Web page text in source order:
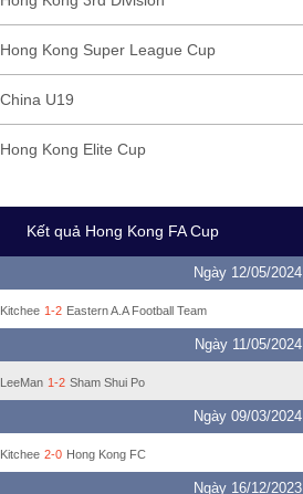
Hong Kong Super League Cup
China U19
Hong Kong Elite Cup
Kết quả Hong Kong FA Cup
Ngày 12/05/2024
Kitchee 1-2 Eastern A.A Football Team
Ngày 11/05/2024
LeeMan 1-2 Sham Shui Po
Ngày 09/03/2024
Kitchee 2-0 Hong Kong FC
Ngày 16/12/2023